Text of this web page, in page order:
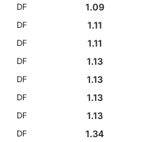
DF
1.09
DF
1.11
DF
1.11
DF
1.13
DF
1.13
DF
1.13
DF
1.13
DF
1.34